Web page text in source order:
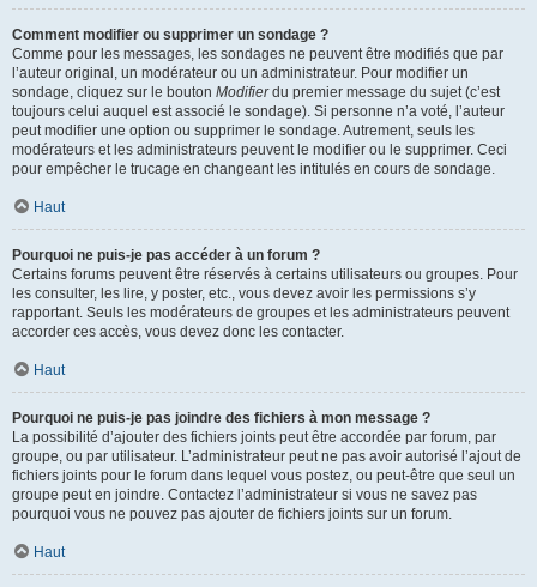
Comment modifier ou supprimer un sondage ?
Comme pour les messages, les sondages ne peuvent être modifiés que par
l’auteur original, un modérateur ou un administrateur. Pour modifier un
sondage, cliquez sur le bouton Modifierdu premier message du sujet (c’est
toujours celui auquel est associé le sondage). Si personne n’a voté, l’auteur
peut modifier une option ou supprimer le sondage. Autrement, seuls les
modérateurs et les administrateurs peuvent le modifier ou le supprimer. Ceci
pour empêcher le trucage en changeant les intitulés en cours de sondage.
Haut
Pourquoi ne puis-je pas accéder à un forum ?
Certains forums peuvent être réservés à certains utilisateurs ou groupes. Pour
les consulter, les lire, y poster, etc., vous devez avoir les permissions s’y
rapportant. Seuls les modérateurs de groupes et les administrateurs peuvent
accorder ces accès, vous devez donc les contacter.
Haut
Pourquoi ne puis-je pas joindre des fichiers à mon message ?
La possibilité d’ajouter des fichiers joints peut être accordée par forum, par
groupe, ou par utilisateur. L’administrateur peut ne pas avoir autorisé l’ajout de
fichiers joints pour le forum dans lequel vous postez, ou peut-être que seul un
groupe peut en joindre. Contactez l’administrateur si vous ne savez pas
pourquoi vous ne pouvez pas ajouter de fichiers joints sur un forum.
Haut